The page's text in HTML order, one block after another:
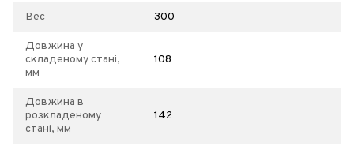
Вес 300
Довжина у
складеному стані,
мм
108
Довжина в
розкладеному
стані, мм
142